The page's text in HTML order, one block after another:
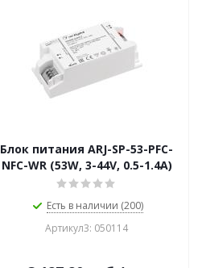
Блок питания ARJ-SP-53-PFC-
NFC-WR (53W, 3-44V, 0.5-1.4A)
Есть в наличии (200)
Артикул3: 050114